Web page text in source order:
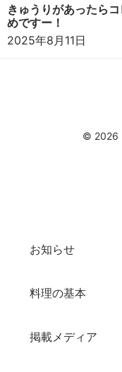
きゅうりがあったら
めですー！
2025年8月11日
© 2026
お知らせ
料理の基本
掲載メディア